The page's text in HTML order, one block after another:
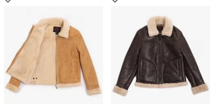
Aggiungi alla lista desideri Aggiungi alla lista desideri